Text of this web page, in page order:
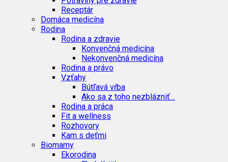
Receptár
Domáca medicína
Rodina
Rodina a zdravie
Konvenčná medicína
Nekonvenčná medicína
Rodina a právo
Vzťahy
Bútľavá vŕba
Ako sa z toho nezblázniť…
Rodina a práca
Fit a wellness
Rozhovory
Kam s deťmi
Biomamy
Ekorodina